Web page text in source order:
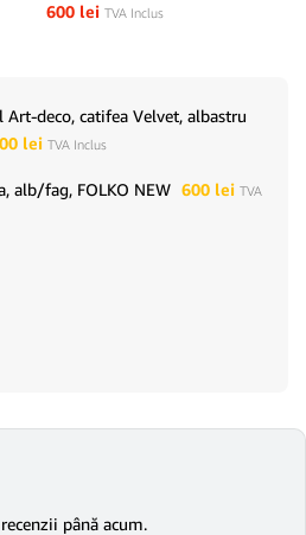
600 lei TVA Inclus
Art-deco, catifea Velvet, albastru
lei TVA Inclus
alb/fag, FOLKO NEW 600 lei TVA
până acum.